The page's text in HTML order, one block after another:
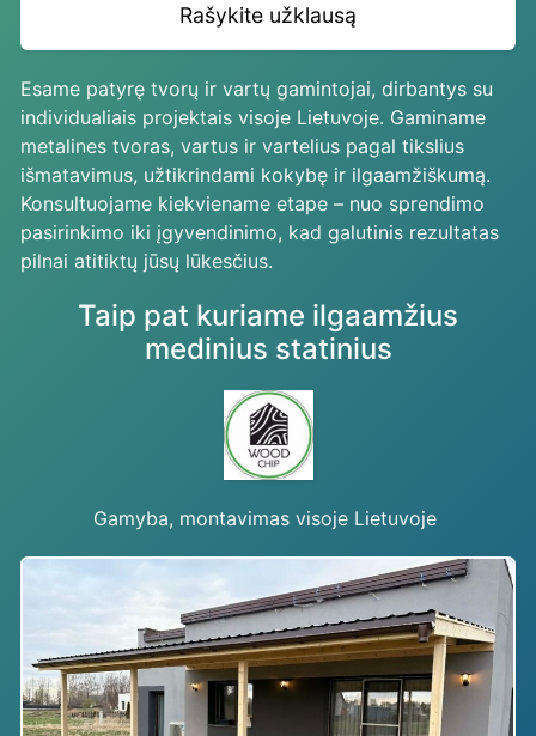
Rašykite užklausą
Esame patyrę tvorų ir vartų gamintojai, dirbantys su
individualiais projektais visoje Lietuvoje. Gaminame
metalines tvoras, vartus ir vartelius pagal tikslius
išmatavimus, užtikrindami kokybę ir ilgaamžiškumą.
Konsultuojame kiekviename etape – nuo sprendimo
pasirinkimo iki įgyvendinimo, kad galutinis rezultatas
pilnai atitiktų jūsų lūkesčius.
Taip pat kuriame ilgaamžius
medinius statinius
Gamyba, montavimas visoje Lietuvoje